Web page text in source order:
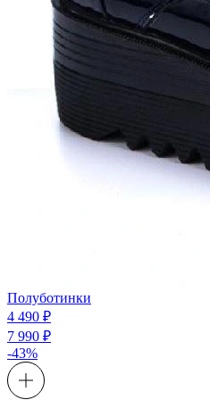
Полуботинки
4 490 ₽
7 990 ₽
-43%